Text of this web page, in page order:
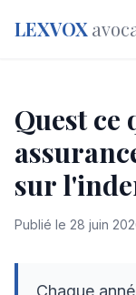
LEXVOX
Quest ce
sur
Publié le 28 juin
Chaque